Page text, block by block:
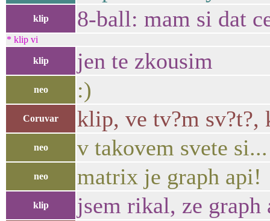
klip 8-ball: mam si dat
* klip vi
klip jen te zkousim
neo :)
Coruvar klip, ve tv?m sv?t?,
neo v takovem svete
neo matrix je graph api!
klip jsem rikal, ze